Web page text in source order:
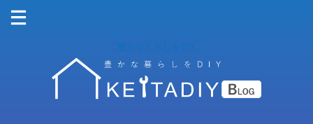
豊かなくらしをDIY